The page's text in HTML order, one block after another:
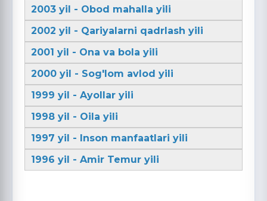
2003 yil - Obod mahalla yili
2002 yil - Qariyalarni qadrlash yili
2001 yil - Ona va bola yili
2000 yil - Sog'lom avlod yili
1999 yil - Ayollar yili
1998 yil - Oila yili
1997 yil - Inson manfaatlari yili
1996 yil - Amir Temur yili